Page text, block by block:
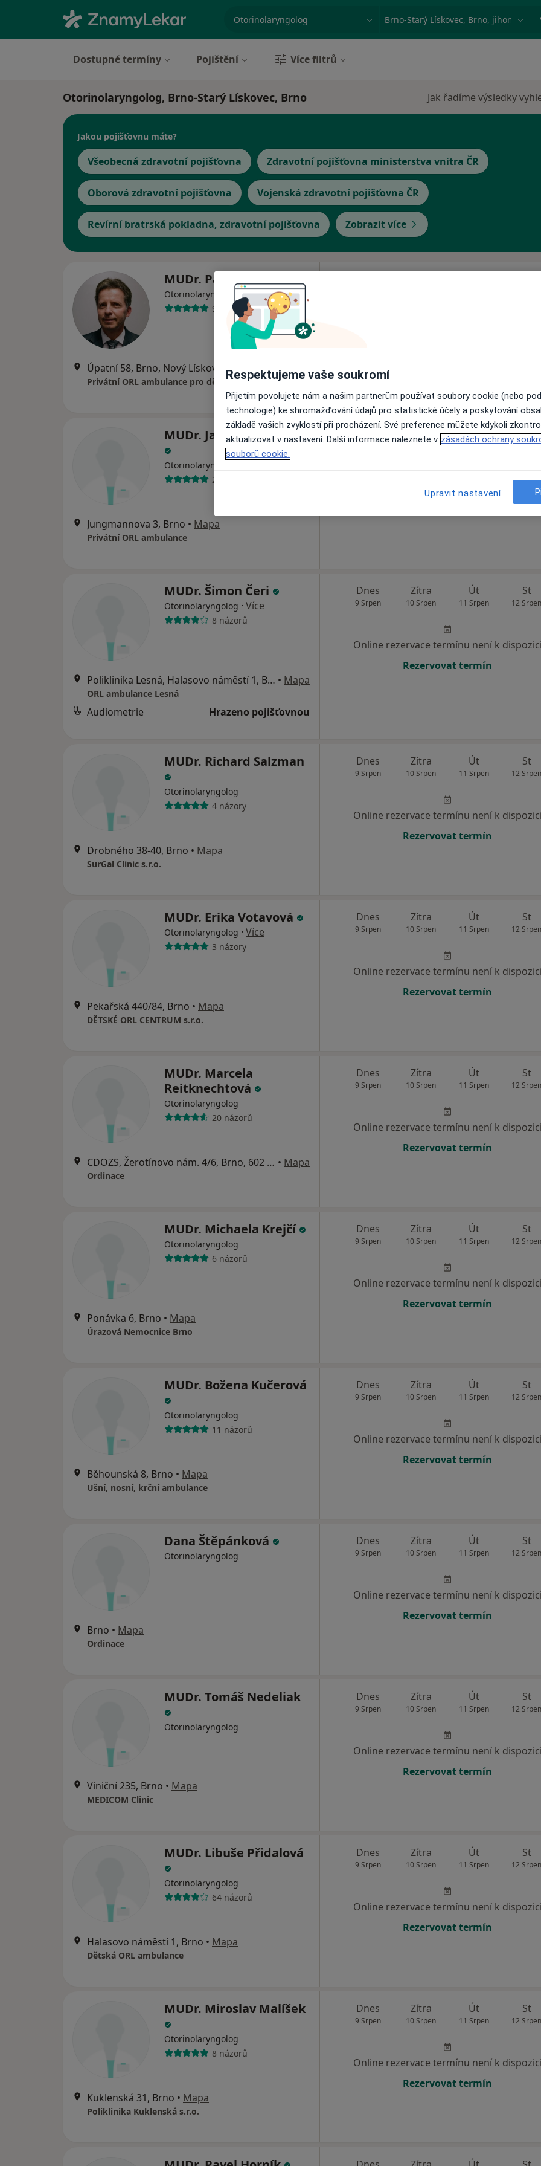
Město nebo region
Dostupné termíny Pojištění Více filtrů
Otorinolaryngolog, Brno-Starý Lískovec, Brno Jak řadíme výsledky
Jakou pojišťovnu máte?
Všeobecná zdravotní pojišťovna Zdravotní pojišťovna ministerstva vnitra ČR
Oborová zdravotní pojišťovna Vojenská zdravotní pojišťovna ČR
Revírní bratrská pokladna, zdravotní pojišťovna Zobrazit více
MUDr. Pavel Ovísek
Otorinolaryngolog ·Více
94 názorů
Úpatní 58, Brno, Nový Lískovec, Brno Mapa
Privátní ORL ambulance pro děti a dospělé
MUDr. Jaroslav Malášek
Otorinolaryngolog
22 názorů
Jungmannova 3, Brno • Mapa
Privátní ORL ambulance
Dnes Zítra Út
11 Srpen
St
12
Online rezervace termínu není k
MUDr. Šimon Čeri
Otorinolaryngolog · Více
8 názorů
Poliklinika Lesná, Halasovo náměstí 1, Brno • Mapa
ORL ambulance Lesná
Audiometrie Hrazeno pojišťovnou
Dnes
9 Srpen
Zítra
10 Srpen
Út
11 Srpen
St
12 Srpen
Online rezervace termínu není k dispozici
Rezervovat termín
MUDr. Richard Salzman
Otorinolaryngolog
4 názory
Drobného 38-40, Brno • Mapa
SurGal Clinic s.r.o.
Dnes
9 Srpen
Zítra
10 Srpen
Út
11 Srpen
St
12 Srpen
Online rezervace termínu není k dispozici
Rezervovat termín
MUDr. Erika Votavová
Otorinolaryngolog · Více
3 názory
Pekařská 440/84, Brno • Mapa
DĚTSKÉ ORL CENTRUM s.r.o.
Dnes
9 Srpen
Zítra
10 Srpen
Út
11 Srpen
St
12 Srpen
Online rezervace termínu není k dispozici
Rezervovat termín
MUDr. Marcela
Reitknechtová
Otorinolaryngolog
20 názorů
CDOZS, Žerotínovo nám. 4/6, Brno, 602 00, Brno • Mapa
Ordinace
Dnes
9 Srpen
Zítra
10 Srpen
Út
11 Srpen
St
12 Srpen
Online rezervace termínu není k dispozici
Rezervovat termín
MUDr. Michaela Krejčí
Otorinolaryngolog
6 názorů
Ponávka 6, Brno • Mapa
Úrazová Nemocnice Brno
Dnes
9 Srpen
Zítra
10 Srpen
Út
11 Srpen
St
12 Srpen
Online rezervace termínu není k dispozici
Rezervovat termín
MUDr. Božena Kučerová
Otorinolaryngolog
11 názorů
Běhounská 8, Brno • Mapa
Ušní, nosní, krční ambulance
Dnes
9 Srpen
Zítra
10 Srpen
Út
11 Srpen
St
12 Srpen
Online rezervace termínu není k dispozici
Rezervovat termín
Dana Štěpánková
Otorinolaryngolog
Brno • Mapa
Ordinace
Dnes
9 Srpen
Zítra
10 Srpen
Út
11 Srpen
St
12 Srpen
Online rezervace termínu není k dispozici
Rezervovat termín
MUDr. Tomáš Nedeliak
Otorinolaryngolog
Viniční 235, Brno • Mapa
MEDICOM Clinic
Dnes
9 Srpen
Zítra
10 Srpen
Út
11 Srpen
St
12 Srpen
Online rezervace termínu není k dispozici
Rezervovat termín
MUDr. Libuše Přidalová
Otorinolaryngolog
64 názorů
Halasovo náměstí 1, Brno • Mapa
Dětská ORL ambulance
Dnes
9 Srpen
Zítra
10 Srpen
Út
11 Srpen
St
12 Srpen
Online rezervace termínu není k dispozici
Rezervovat termín
MUDr. Miroslav Malíšek
Otorinolaryngolog
8 názorů
Kuklenská 31, Brno • Mapa
Poliklinika Kuklenská s.r.o.
Dnes
9 Srpen
Zítra
10 Srpen
Út
11 Srpen
St
12 Srpen
Online rezervace termínu není k dispozici
Rezervovat termín
Respektujeme vaše soukromí
Přijetím povolujete nám a našim partnerům používat soubory cookie (nebo
technologie) ke shromažďování údajů pro statistické účely a poskytování
základě vašich zvyklostí při procházení. Své preference můžete kdykoli
aktualizovat v nastavení. Další informace naleznete v zásadách ochrany
souborů cookie.
Upravit nastavení